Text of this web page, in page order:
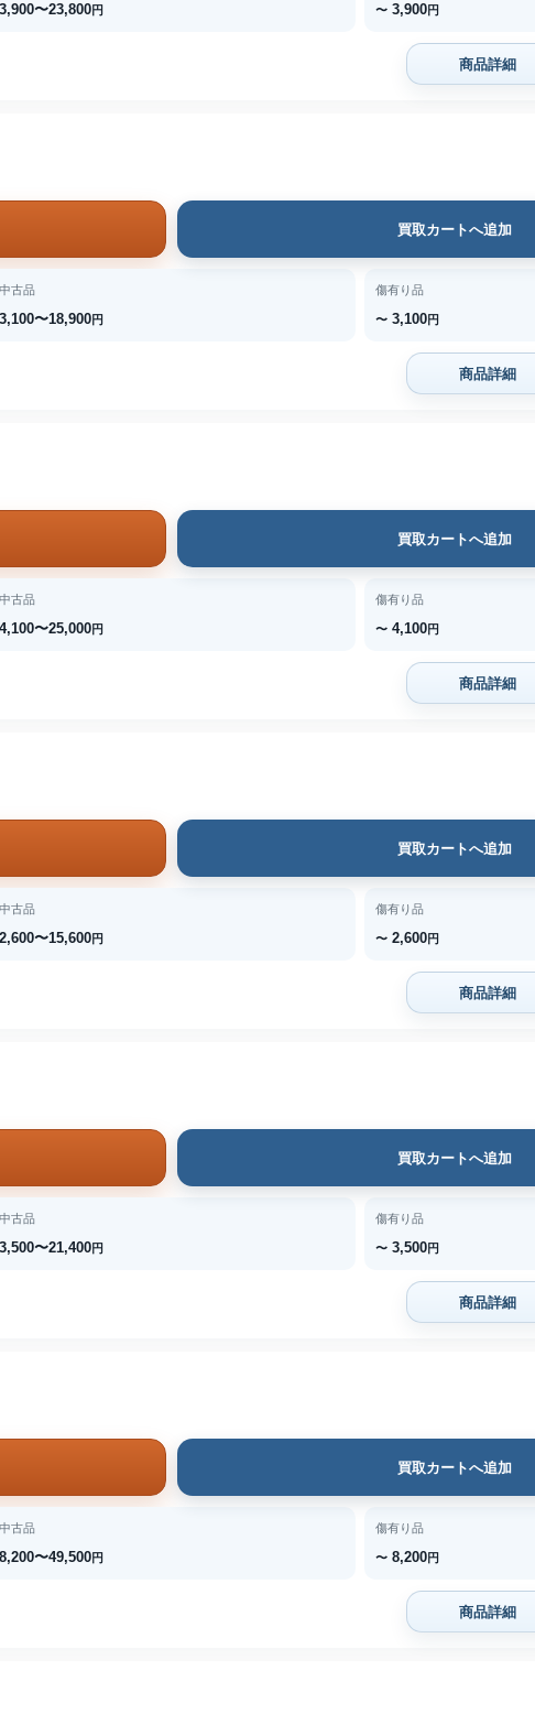
3,900〜23,800円 〜 3,900円
商品詳細
買取カートへ追加
中古品
3,100〜18,900円
傷有り品
〜 3,100円
商品詳細
買取カートへ追加
中古品
4,100〜25,000円
傷有り品
〜 4,100円
商品詳細
買取カートへ追加
中古品
2,600〜15,600円
傷有り品
〜 2,600円
商品詳細
買取カートへ追加
中古品
3,500〜21,400円
傷有り品
〜 3,500円
商品詳細
買取カートへ追加
中古品
8,200〜49,500円
傷有り品
〜 8,200円
商品詳細